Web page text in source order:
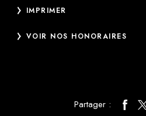
IMPRIMER
VOIR NOS HONORAIRES
Partager :